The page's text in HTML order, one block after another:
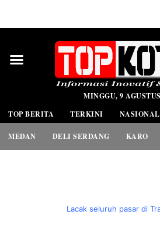
MINGGU, 9
TOP BERITA
TERKINI NASIONAL
MEDAN DELI SERDANG KARO
Lacak seluruh pasar di